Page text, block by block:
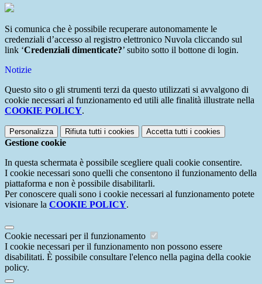
Si comunica che è possibile recuperare autonomamente le
credenziali d’accesso al registro elettronico Nuvola cliccando sul
link ‘Credenziali dimenticate?’ subito sotto il bottone di login.
Notizie
Questo sito o gli strumenti terzi da questo utilizzati si avvalgono di
cookie necessari al funzionamento ed utili alle finalità illustrate nella
COOKIE POLICY.
Personalizza Rifiuta tutti i cookies Accetta tutti i cookies
Gestione cookie
In questa schermata è possibile scegliere quali cookie consentire.
I cookie necessari sono quelli che consentono il funzionamento della
piattaforma e non è possibile disabilitarli.
Per conoscere quali sono i cookie necessari al funzionamento potete
visionare la COOKIE POLICY.
Cookie necessari per il funzionamento
I cookie necessari per il funzionamento non possono essere
disabilitati. È possibile consultare l'elenco nella pagina della cookie
policy.